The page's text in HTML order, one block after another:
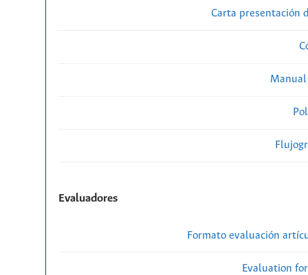
Carta presentación
Evaluadores
Formato evaluación
Evaluation